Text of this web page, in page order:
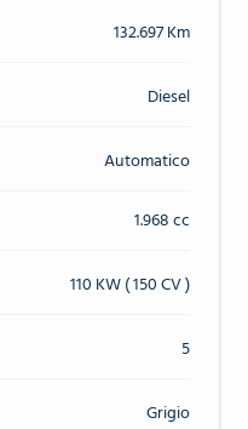
132.697 Km
Diesel
Automatico
1.968 cc
110 KW ( 150 CV )
5
Grigio